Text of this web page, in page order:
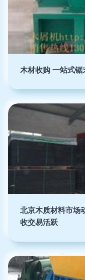
木材收购 一站式
北京木质材料市场
收交易活跃